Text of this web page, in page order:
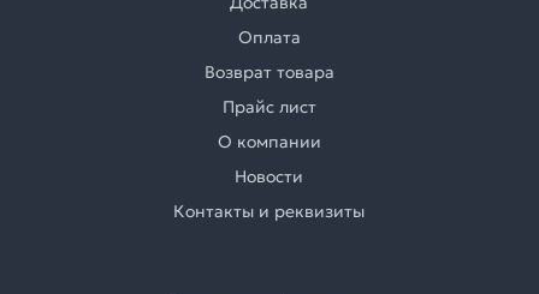
Оплата
Возврат товара
Прайс лист
О компании
Новости
Контакты и реквизиты